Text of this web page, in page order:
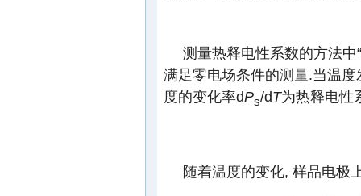
测量热释电性系数的方法
满足零电场条件的测量.当温
度的变化率dPs/dT为热释电性
随着温度的变化, 样品电极